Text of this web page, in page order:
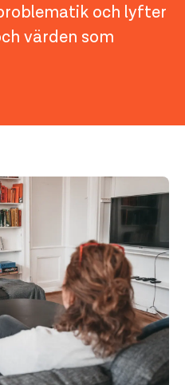
och lyfter
värden som